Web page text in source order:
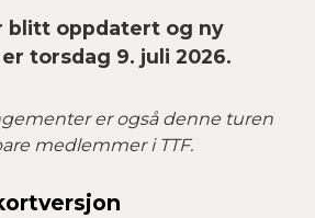
blitt oppdatert og ny
torsdag 9. juli 2026.
er også denne turen
medlemmer i TTF.